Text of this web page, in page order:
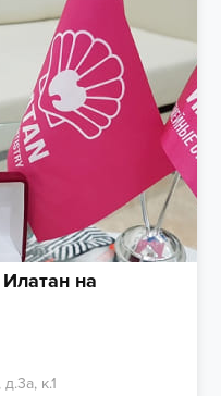
на
к.1